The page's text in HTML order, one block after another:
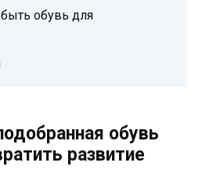
обувь для
обувь
развитие